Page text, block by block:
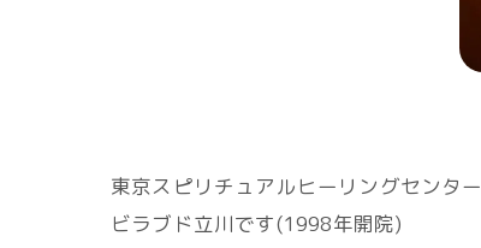
東京スピリチュアルヒーリングセンター
ビラブド立川です(1998年開院)